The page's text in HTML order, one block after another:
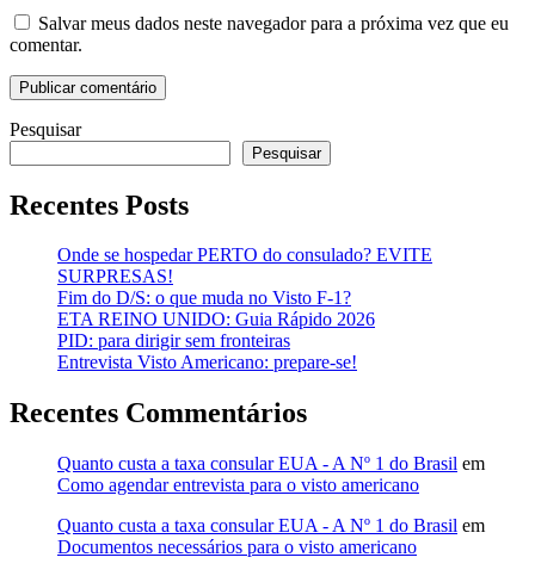
Salvar meus dados neste navegador para a próxima vez que eu
comentar.
Pesquisar
Pesquisar
Recentes Posts
Onde se hospedar PERTO do consulado? EVITE
SURPRESAS!
Fim do D/S: o que muda no Visto F-1?
ETA REINO UNIDO: Guia Rápido 2026
PID: para dirigir sem fronteiras
Entrevista Visto Americano: prepare-se!
Recentes Commentários
Quanto custa a taxa consular EUA - A Nº 1 do Brasil em
Como agendar entrevista para o visto americano
Quanto custa a taxa consular EUA - A Nº 1 do Brasil em
Documentos necessários para o visto americano